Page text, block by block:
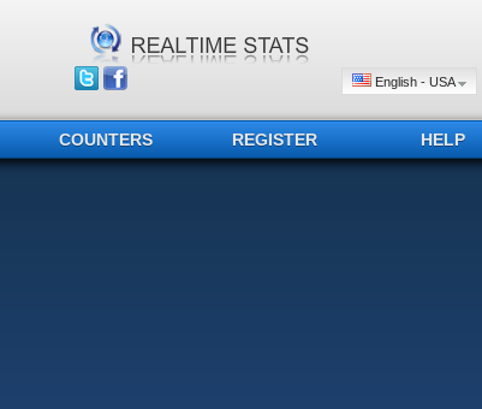
English - USA
COUNTERS REGISTER HELP